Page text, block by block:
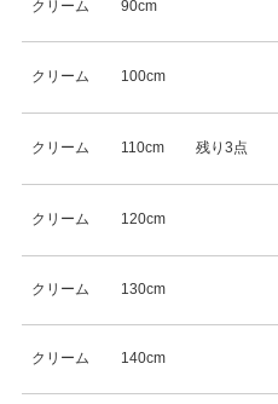
クリーム 90cm
クリーム 100cm
クリーム 110cm 残り3点
クリーム 120cm
クリーム 130cm
クリーム 140cm